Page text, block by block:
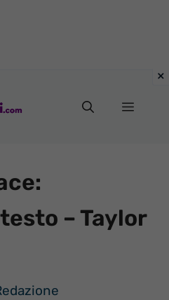
Menu
– Taylor